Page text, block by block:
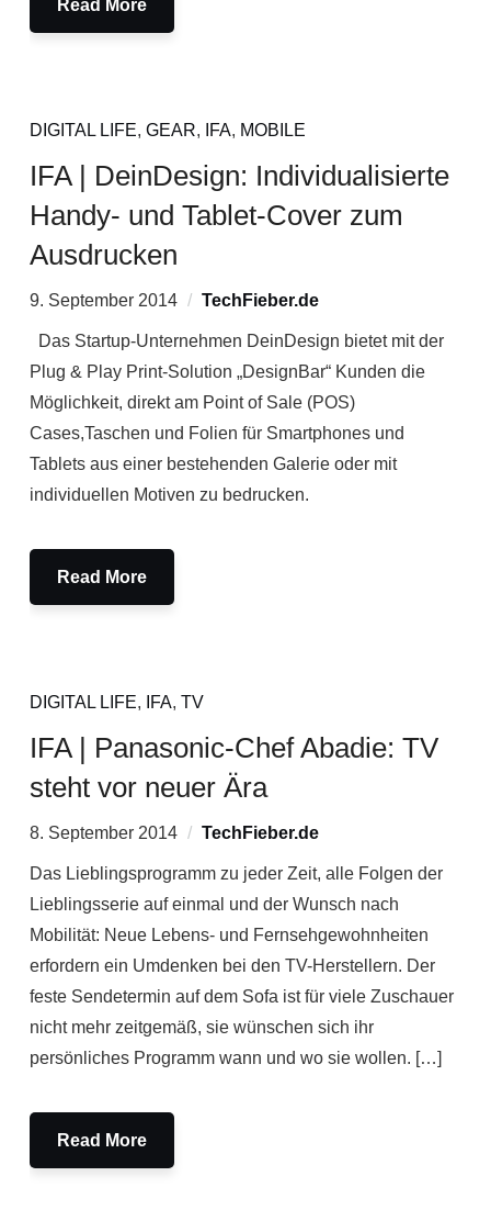
Read More
DIGITAL LIFE, GEAR, IFA, MOBILE
IFA | DeinDesign: Individualisierte
Handy- und Tablet-Cover zum
Ausdrucken
9. September 2014 TechFieber.de
Das Startup-Unternehmen DeinDesign bietet mit der
Plug & Play Print-Solution „DesignBar“ Kunden die
Möglichkeit, direkt am Point of Sale (POS)
Cases,Taschen und Folien für Smartphones und
Tablets aus einer bestehenden Galerie oder mit
individuellen Motiven zu bedrucken.
Read More
DIGITAL LIFE, IFA, TV
IFA | Panasonic-Chef Abadie: TV
steht vor neuer Ära
8. September 2014 TechFieber.de
Das Lieblingsprogramm zu jeder Zeit, alle Folgen der
Lieblingsserie auf einmal und der Wunsch nach
Mobilität: Neue Lebens- und Fernsehgewohnheiten
erfordern ein Umdenken bei den TV-Herstellern. Der
feste Sendetermin auf dem Sofa ist für viele Zuschauer
nicht mehr zeitgemäß, sie wünschen sich ihr
persönliches Programm wann und wo sie wollen. […]
Read More